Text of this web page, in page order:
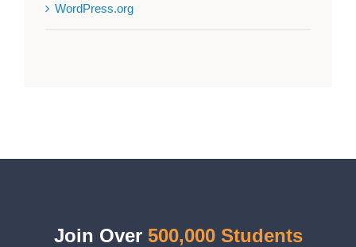
WordPress.org
Join Over 500,000 Students